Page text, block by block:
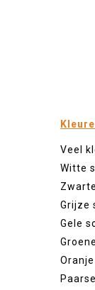
Veel
Witte
Grijze
Gele